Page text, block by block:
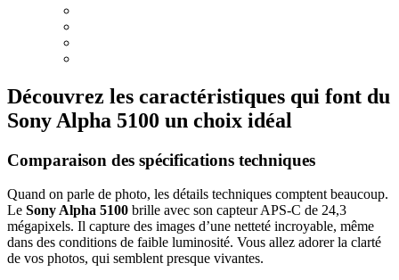
Découvrez les caractéristiques qui font du
Sony Alpha 5100 un choix idéal
Comparaison des spécifications techniques
Quand on parle de photo, les détails techniques comptent beaucoup.
Le Sony Alpha 5100 brille avec son capteur APS-C de 24,3
mégapixels. Il capture des images d’une netteté incroyable, même
dans des conditions de faible luminosité. Vous allez adorer la clarté
de vos photos, qui semblent presque vivantes.